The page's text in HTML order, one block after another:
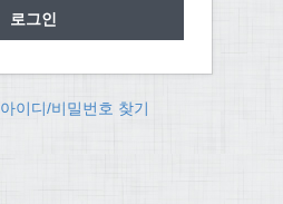
아이디/비밀번호 찾기